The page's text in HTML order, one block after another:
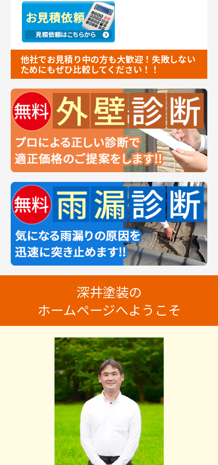
他社でお見積り中の方も大歓迎！失敗しない
ためにもぜひ比較してください！！
深井塗装の
ホームページへようこそ